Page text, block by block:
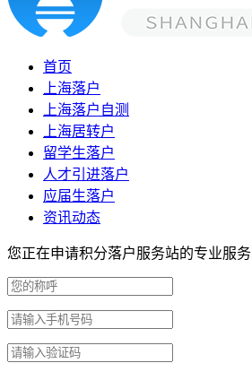
首页
上海落户
上海落户自测
上海居转户
留学生落户
人才引进落户
应届生落户
资讯动态
您正在申请积分落户服务站的专业服务